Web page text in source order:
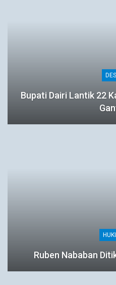
Bupati Dairi Lantik 22
Ruben Nababan